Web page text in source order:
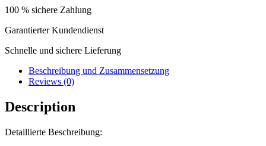
100 % sichere Zahlung
Garantierter Kundendienst
Schnelle und sichere Lieferung
Beschreibung und Zusammensetzung
Reviews (0)
Description
Detaillierte Beschreibung: